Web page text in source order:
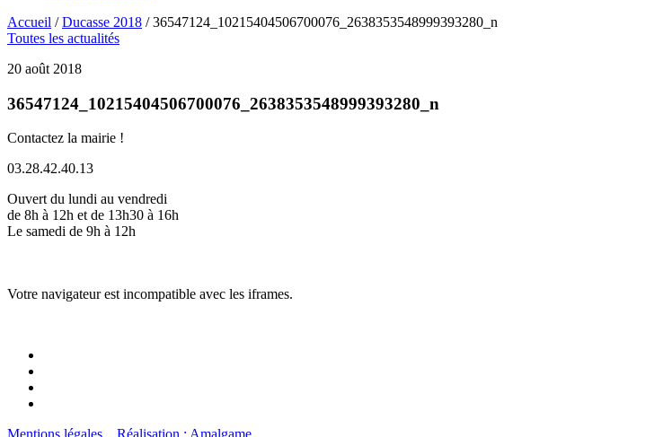
Accueil /Ducasse 2018 /36547124_10215404506700076_2638353548999393280_n
Toutes les actualités
20 août 2018
36547124_10215404506700076_2638353548999393280_n
Contactez la mairie !
03.28.42.40.13
Ouvert du lundi au vendredi
de 8h à 12h et de 13h30 à 16h
Le samedi de 9h à 12h
Votre navigateur est incompatible avec les iframes.